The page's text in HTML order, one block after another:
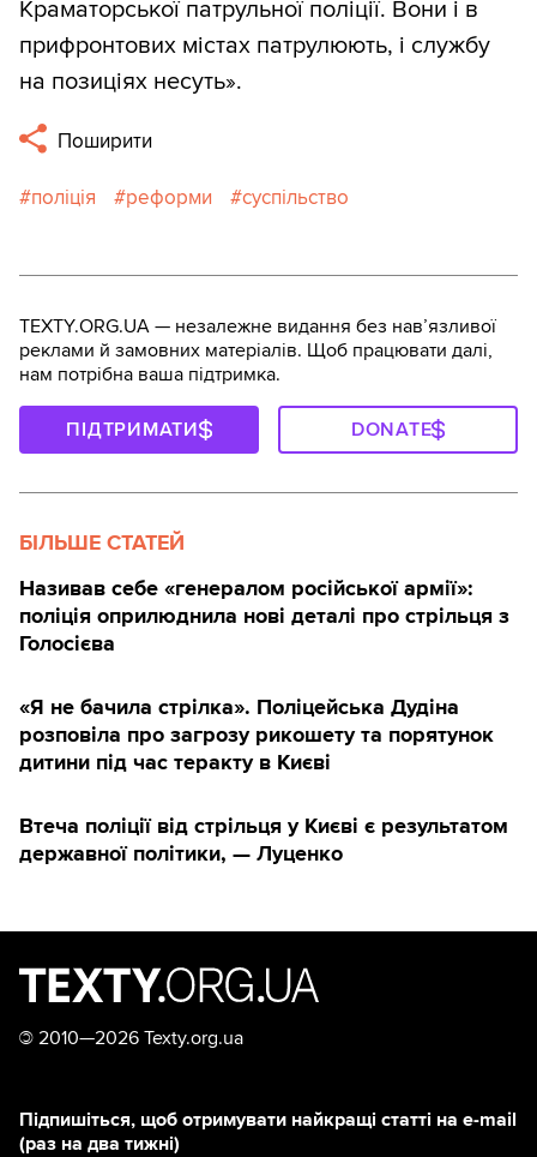
Краматорської патрульної поліції. Вони і в
прифронтових містах патрулюють, і службу
на позиціях несуть».
Поширити
поліція реформи суспільство
TEXTY.ORG.UA — незалежне видання без навʼязливої
реклами й замовних матеріалів. Щоб працювати далі,
нам потрібна ваша підтримка.
ПІДТРИМАТИ DONATE
БІЛЬШЕ СТАТЕЙ
Називав себе «генералом російської армії»:
поліція оприлюднила нові деталі про стрільця з
Голосієва
«Я не бачила стрілка». Поліцейська Дудіна
розповіла про загрозу рикошету та порятунок
дитини під час теракту в Києві
Втеча поліції від стрільця у Києві є результатом
державної політики, — Луценко
© 2010—2026 Texty.org.ua
Підпишіться, щоб отримувати найкращі статті на e-mail
(раз на два тижні)